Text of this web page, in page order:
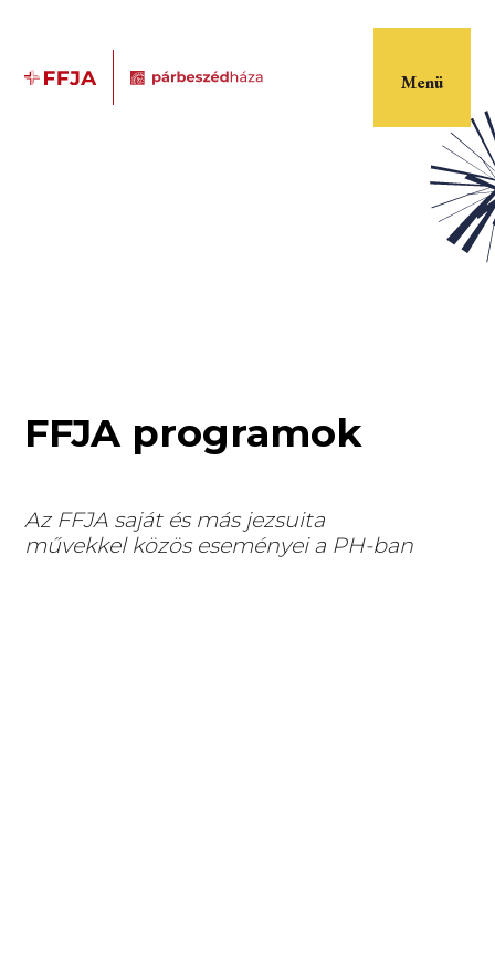
Menü
FFJA programok
Az FFJA saját és más jezsuita
művekkel közös eseményei a PH-ban